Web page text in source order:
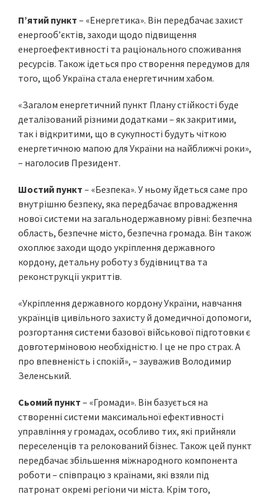
П’ятий пункт – «Енергетика». Він передбачає захист
енергооб’єктів, заходи щодо підвищення
енергоефективності та раціонального споживання
ресурсів. Також ідеться про створення передумов для
того, щоб Україна стала енергетичним хабом.
«Загалом енергетичний пункт Плану стійкості буде
деталізований різними додатками – як закритими,
так і відкритими, що в сукупності будуть чіткою
енергетичною мапою для України на найближчі роки»,
– наголосив Президент.
Шостий пункт – «Безпека». У ньому йдеться саме про
внутрішню безпеку, яка передбачає впровадження
нової системи на загальнодержавному рівні: безпечна
область, безпечне місто, безпечна громада. Він також
охоплює заходи щодо укріплення державного
кордону, детальну роботу з будівництва та
реконструкції укриттів.
«Укріплення державного кордону України, навчання
українців цивільного захисту й домедичної допомоги,
розгортання системи базової військової підготовки є
довготерміновою необхідністю. І це не про страх. А
про впевненість і спокій», – зауважив Володимир
Зеленський.
Сьомий пункт – «Громади». Він базується на
створенні системи максимальної ефективності
управління у громадах, особливо тих, які прийняли
переселенців та релокований бізнес. Також цей пункт
передбачає збільшення міжнародного компонента
роботи – співпрацю з країнами, які взяли під
патронат окремі регіони чи міста. Крім того,